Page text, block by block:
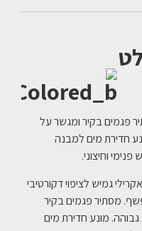
פגמים בקיר ומגשר על
חדירת מים למבנה
וחיצוני.
גמיש לציפוי דקורטיבי
מסתיר פגמים בקיר
מונע חדירת מים